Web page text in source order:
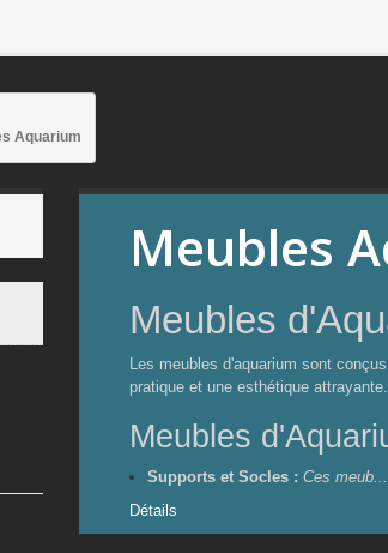
Aquarium
Meubles
Meubles
Les meubles d'aquarium sont
pratique et une esthétique
Meubles
Supports et Socles : Ces meub...
Détails